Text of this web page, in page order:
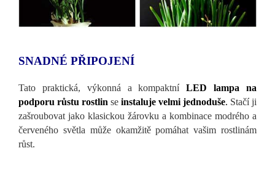
SNADNÉ PŘIPOJENÍ
Tato praktická, výkonná a kompaktníLED lampa na
podporu růstu rostlin se instaluje velmi jednoduše. Stačí ji
zašroubovat jako klasickou žárovku a kombinace modrého a
červeného světla může okamžitě pomáhat vašim rostlinám
růst.